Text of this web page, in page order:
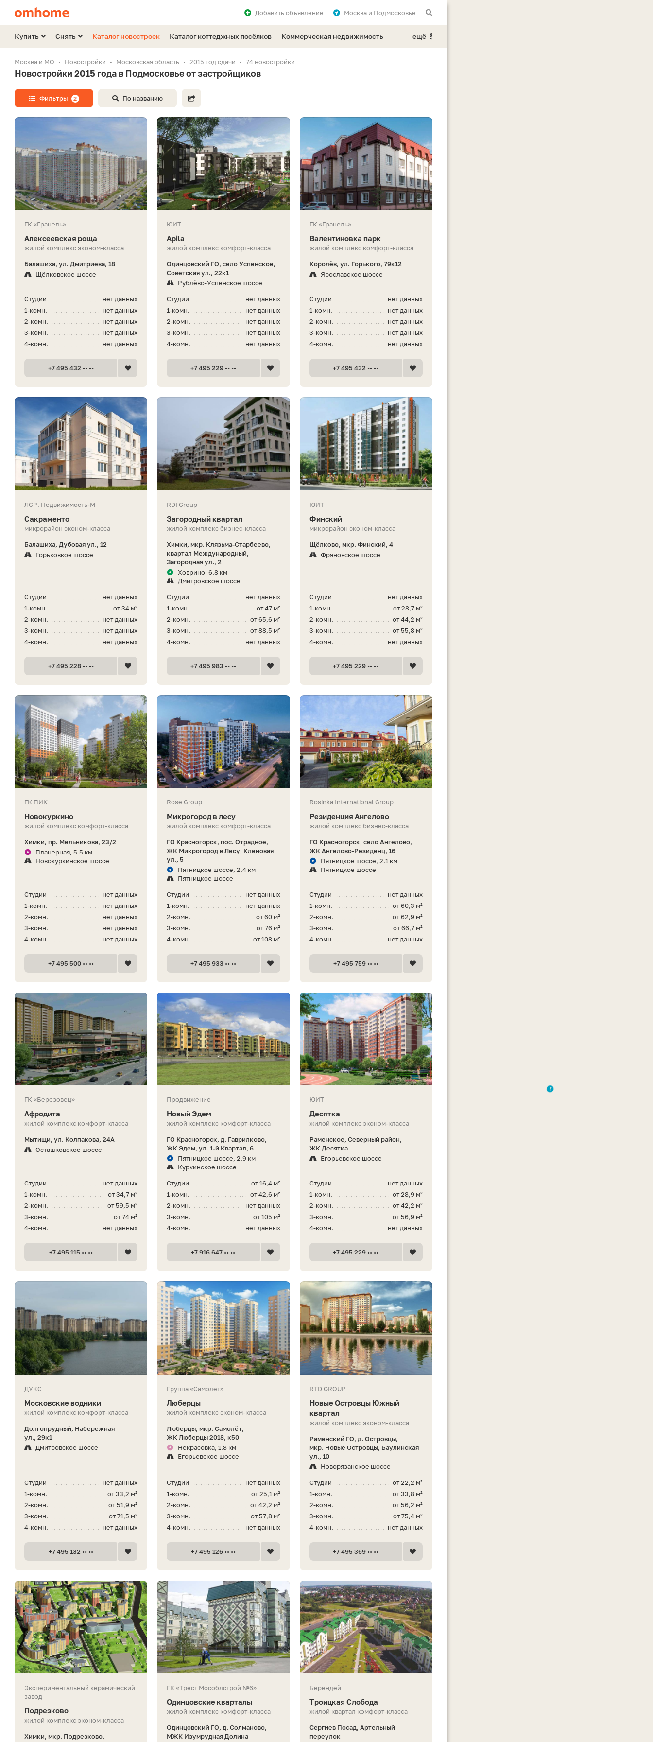
Москва и Подмосковье
Добавитьобъявление
Купить Снять Каталог новостроек Каталог коттеджных посёлков Коммерческая недвижимость ещё
Москва и МО Новостройки Московская область 2015 год сдачи 74 новостройки
Новостройки 2015 года в Подмосковье от застройщиков
Фильтры 2 По названию
ГК «Гранель»
Алексеевская роща
жилой комплекс эконом-класса
Балашиха, ул. Дмитриева, 18
Щёлковское шоссе
нет данных
Студии
нет данных
1-комн.
нет данных
2-комн.
нет данных
3-комн.
нет данных
4-комн.
+7 495 432 •• ••
ЮИТ
Apila
жилой комплекс комфорт-класса
Одинцовский ГО, село Успенское,
Советская ул., 22к1
Рублёво-Успенское шоссе
нет данных
Студии
нет данных
1-комн.
нет данных
2-комн.
нет данных
3-комн.
нет данных
4-комн.
+7 495 229 •• ••
ГК «Гранель»
Валентиновка парк
жилой комплекс комфорт-класса
Королёв, ул. Горького, 79к12
Ярославское шоссе
нет данных
Студии
нет данных
1-комн.
нет данных
2-комн.
нет данных
3-комн.
нет данных
4-комн.
+7 495 432 •• ••
ЛСР. Недвижимость-М
Сакраменто
микрорайон эконом-класса
Балашиха, Дубовая ул., 12
Горьковкое шоссе
нет данных
Студии
от 34 м²
1-комн.
нет данных
2-комн.
нет данных
3-комн.
нет данных
4-комн.
+7 495 228 •• ••
RDI Group
Загородный квартал
жилой комплекс бизнес-класса
Химки, мкр. Клязьма-Старбеево,
квартал Международный,
Загородная ул., 2
Ховрино, 6.8 км
Дмитровское шоссе
нет данных
Студии
от 47 м²
1-комн.
от 65,6 м²
2-комн.
от 88,5 м²
3-комн.
нет данных
4-комн.
+7 495 983 •• ••
ЮИТ
Финский
микрорайон эконом-класса
Щёлково, мкр. Финский, 4
Фряновское шоссе
нет данных
Студии
от 28,7 м²
1-комн.
от 44,2 м²
2-комн.
от 55,8 м²
3-комн.
нет данных
4-комн.
+7 495 229 •• ••
ГК ПИК
Новокуркино
жилой комплекс комфорт-класса
Химки, пр. Мельникова, 23/2
Планерная, 5.5 км
Новокуркинское шоссе
нет данных
Студии
нет данных
1-комн.
нет данных
2-комн.
нет данных
3-комн.
нет данных
4-комн.
+7 495 500 •• ••
Rose Group
Микрогород в лесу
жилой комплекс комфорт-класса
ГО Красногорск, пос. Отрадное,
ЖК Микрогород в Лесу, Кленовая
ул., 5
Пятницкое шоссе, 2.4 км
Пятницкое шоссе
нет данных
Студии
нет данных
1-комн.
от 60 м²
2-комн.
от 76 м²
3-комн.
от 108 м²
4-комн.
+7 495 933 •• ••
Rosinka International Group
Резиденция Ангелово
жилой комплекс бизнес-класса
ГО Красногорск, село Ангелово,
ЖК Ангелово-Резиденц, 16
Пятницкое шоссе, 2.1 км
Пятницкое шоссе
нет данных
Студии
от 60,3 м²
1-комн.
от 62,9 м²
2-комн.
от 66,7 м²
3-комн.
нет данных
4-комн.
+7 495 759 •• ••
ГК «Березовец»
Афродита
жилой комплекс комфорт-класса
Мытищи, ул. Колпакова, 24А
Осташковское шоссе
нет данных
Студии
от 34,7 м²
1-комн.
от 59,5 м²
2-комн.
от 74 м²
3-комн.
нет данных
4-комн.
+7 495 115 •• ••
Продвижение
Новый Эдем
жилой комплекс комфорт-класса
ГО Красногорск, д. Гаврилково,
ЖК Эдем, ул. 1-й Квартал, 6
Пятницкое шоссе, 2.9 км
Куркинское шоссе
от 16,4 м²
Студии
от 42,6 м²
1-комн.
нет данных
2-комн.
от 105 м²
3-комн.
нет данных
4-комн.
+7 916 647 •• ••
ЮИТ
Десятка
жилой комплекс эконом-класса
Раменское, Северный район,
ЖК Десятка
Егорьевское шоссе
нет данных
Студии
от 28,9 м²
1-комн.
от 42,2 м²
2-комн.
от 56,9 м²
3-комн.
нет данных
4-комн.
+7 495 229 •• ••
ДУКС
Московские водники
жилой комплекс комфорт-класса
Долгопрудный, Набережная
ул., 29к1
Дмитровское шоссе
нет данных
Студии
от 33,2 м²
1-комн.
от 51,9 м²
2-комн.
от 71,5 м²
3-комн.
нет данных
4-комн.
+7 495 132 •• ••
Группа «Самолет»
Люберцы
жилой комплекс эконом-класса
Люберцы, мкр. Самолёт,
ЖК Люберцы 2018, к50
Некрасовка, 1.8 км
Егорьевское шоссе
нет данных
Студии
от 25,1 м²
1-комн.
от 42,2 м²
2-комн.
от 57,8 м²
3-комн.
нет данных
4-комн.
+7 495 126 •• ••
RTD GROUP
Новые Островцы Южный
квартал
жилой комплекс эконом-класса
Раменский ГО, д. Островцы,
мкр. Новые Островцы, Баулинская
ул., 10
Новорязанское шоссе
от 22,2 м²
Студии
от 33,8 м²
1-комн.
от 56,2 м²
2-комн.
от 75,4 м²
3-комн.
нет данных
4-комн.
+7 495 369 •• ••
Экспериментальный керамический
завод
Подрезково
жилой комплекс эконом-класса
Химки, мкр. Подрезково,
ГК «Трест Мособлстрой №6»
Одинцовские кварталы
жилой комплекс комфорт-класса
Одинцовский ГО, д. Солманово,
МЖК Изумрудная Долина
Берендей
Троицкая Слобода
жилой квартал комфорт-класса
Сергиев Посад, Артельный
переулок